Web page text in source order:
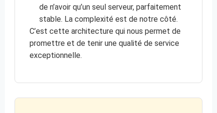
de n’avoir qu’un seul serveur, parfaitement
stable. La complexité est de notre côté.
C’est cette architecture qui nous permet de
promettre et de tenir une qualité de service
exceptionnelle.